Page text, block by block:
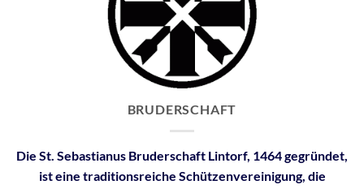
BRUDERSCHAFT
Die St. Sebastianus Bruderschaft Lintorf, 1464 gegründet,
ist eine traditionsreiche Schützenvereinigung, die